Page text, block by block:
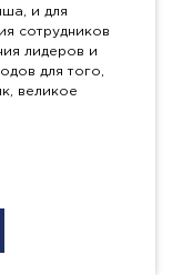
и для
сотрудников
лидеров и
для того,
великое